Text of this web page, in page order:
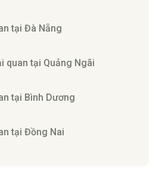
tại Đà Nẵng
quan tại Quảng Ngãi
tại Bình Dương
tại Đồng Nai